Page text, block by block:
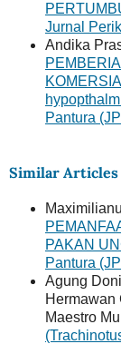
Jurnal
Andika
Pantura
Similar Articles
PAKAN
Pantura
Agung
Hermawan
Maestro